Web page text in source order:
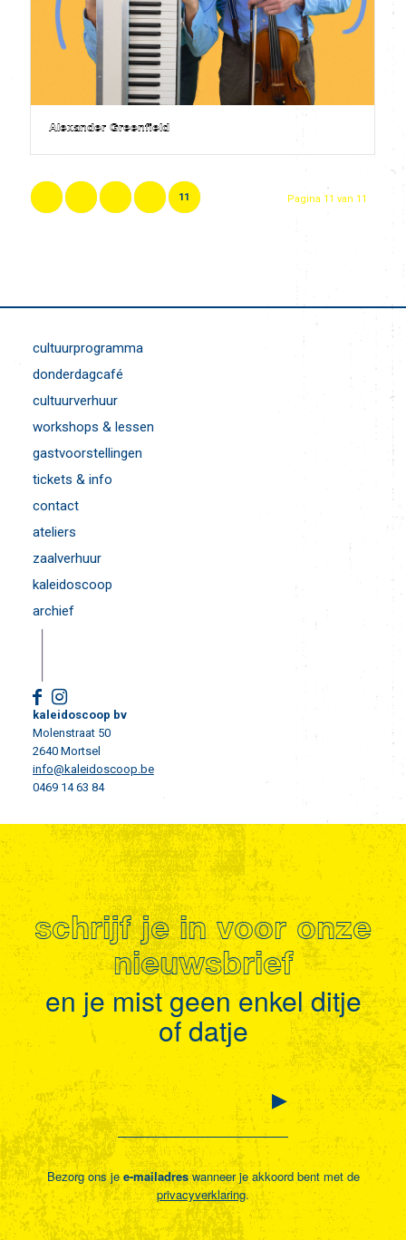
Alexander Greenfield
Pagina 11 van 11
11
cultuurprogramma
donderdagcafé
cultuurverhuur
workshops & lessen
gastvoorstellingen
tickets & info
contact
ateliers
zaalverhuur
kaleidoscoop
archief
kaleidoscoop bv
Molenstraat 50
2640 Mortsel
info@kaleidoscoop.be
0469 14 63 84
schrijf je in voor onze
nieuwsbrief
en je mist geen enkel ditje
of datje
Bezorg ons je e-mailadreswanneer je akkoord bent met de
privacyverklaring.